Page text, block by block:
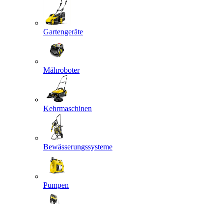
Gartengeräte
Mähroboter
Kehrmaschinen
Bewässerungssysteme
Pumpen